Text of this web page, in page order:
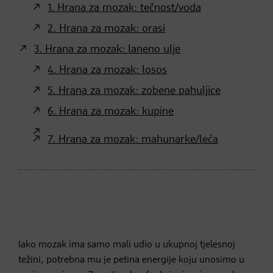
1. Hrana za mozak: tečnost/voda
2. Hrana za mozak: orasi
3. Hrana za mozak: laneno ulje
4. Hrana za mozak: losos
5. Hrana za mozak: zobene pahuljice
6. Hrana za mozak: kupine
7. Hrana za mozak: mahunarke/leća
Iako mozak ima samo mali udio u ukupnoj tjelesnoj
težini, potrebna mu je petina energije koju unosimo u